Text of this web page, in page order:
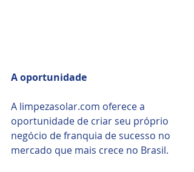
A oportunidade
A limpezasolar.com oferece a
oportunidade de criar seu próprio
negócio de franquia de sucesso no
mercado que mais crece no Brasil.